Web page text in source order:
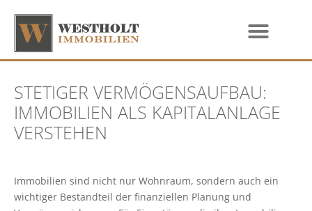
STETIGER VERMÖGENSAUFBAU:
IMMOBILIEN ALS KAPITALANLAGE
VERSTEHEN
Immobilien sind nicht nur Wohnraum, sondern auch ein
wichtiger Bestandteil der finanziellen Planung und